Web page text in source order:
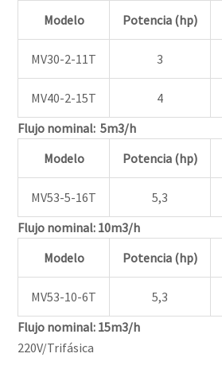
Modelo
Potencia (hp)
MV30-2-11T 3
MV40-2-15T 4
Flujo nominal: 5m3/h
Modelo
Potencia (hp)
MV53-5-16T 5,3
Flujo nominal: 10m3/h
Modelo
Potencia (hp)
MV53-10-6T 5,3
Flujo nominal: 15m3/h
220V/Trifásica